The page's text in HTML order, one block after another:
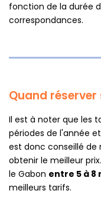
fonction de la durée
correspondances.
Quand réserver
Il est à noter que les
périodes de l'année
est donc conseillé de
obtenir le meilleur
le Gabon entre 5 à 8
meilleurs tarifs.